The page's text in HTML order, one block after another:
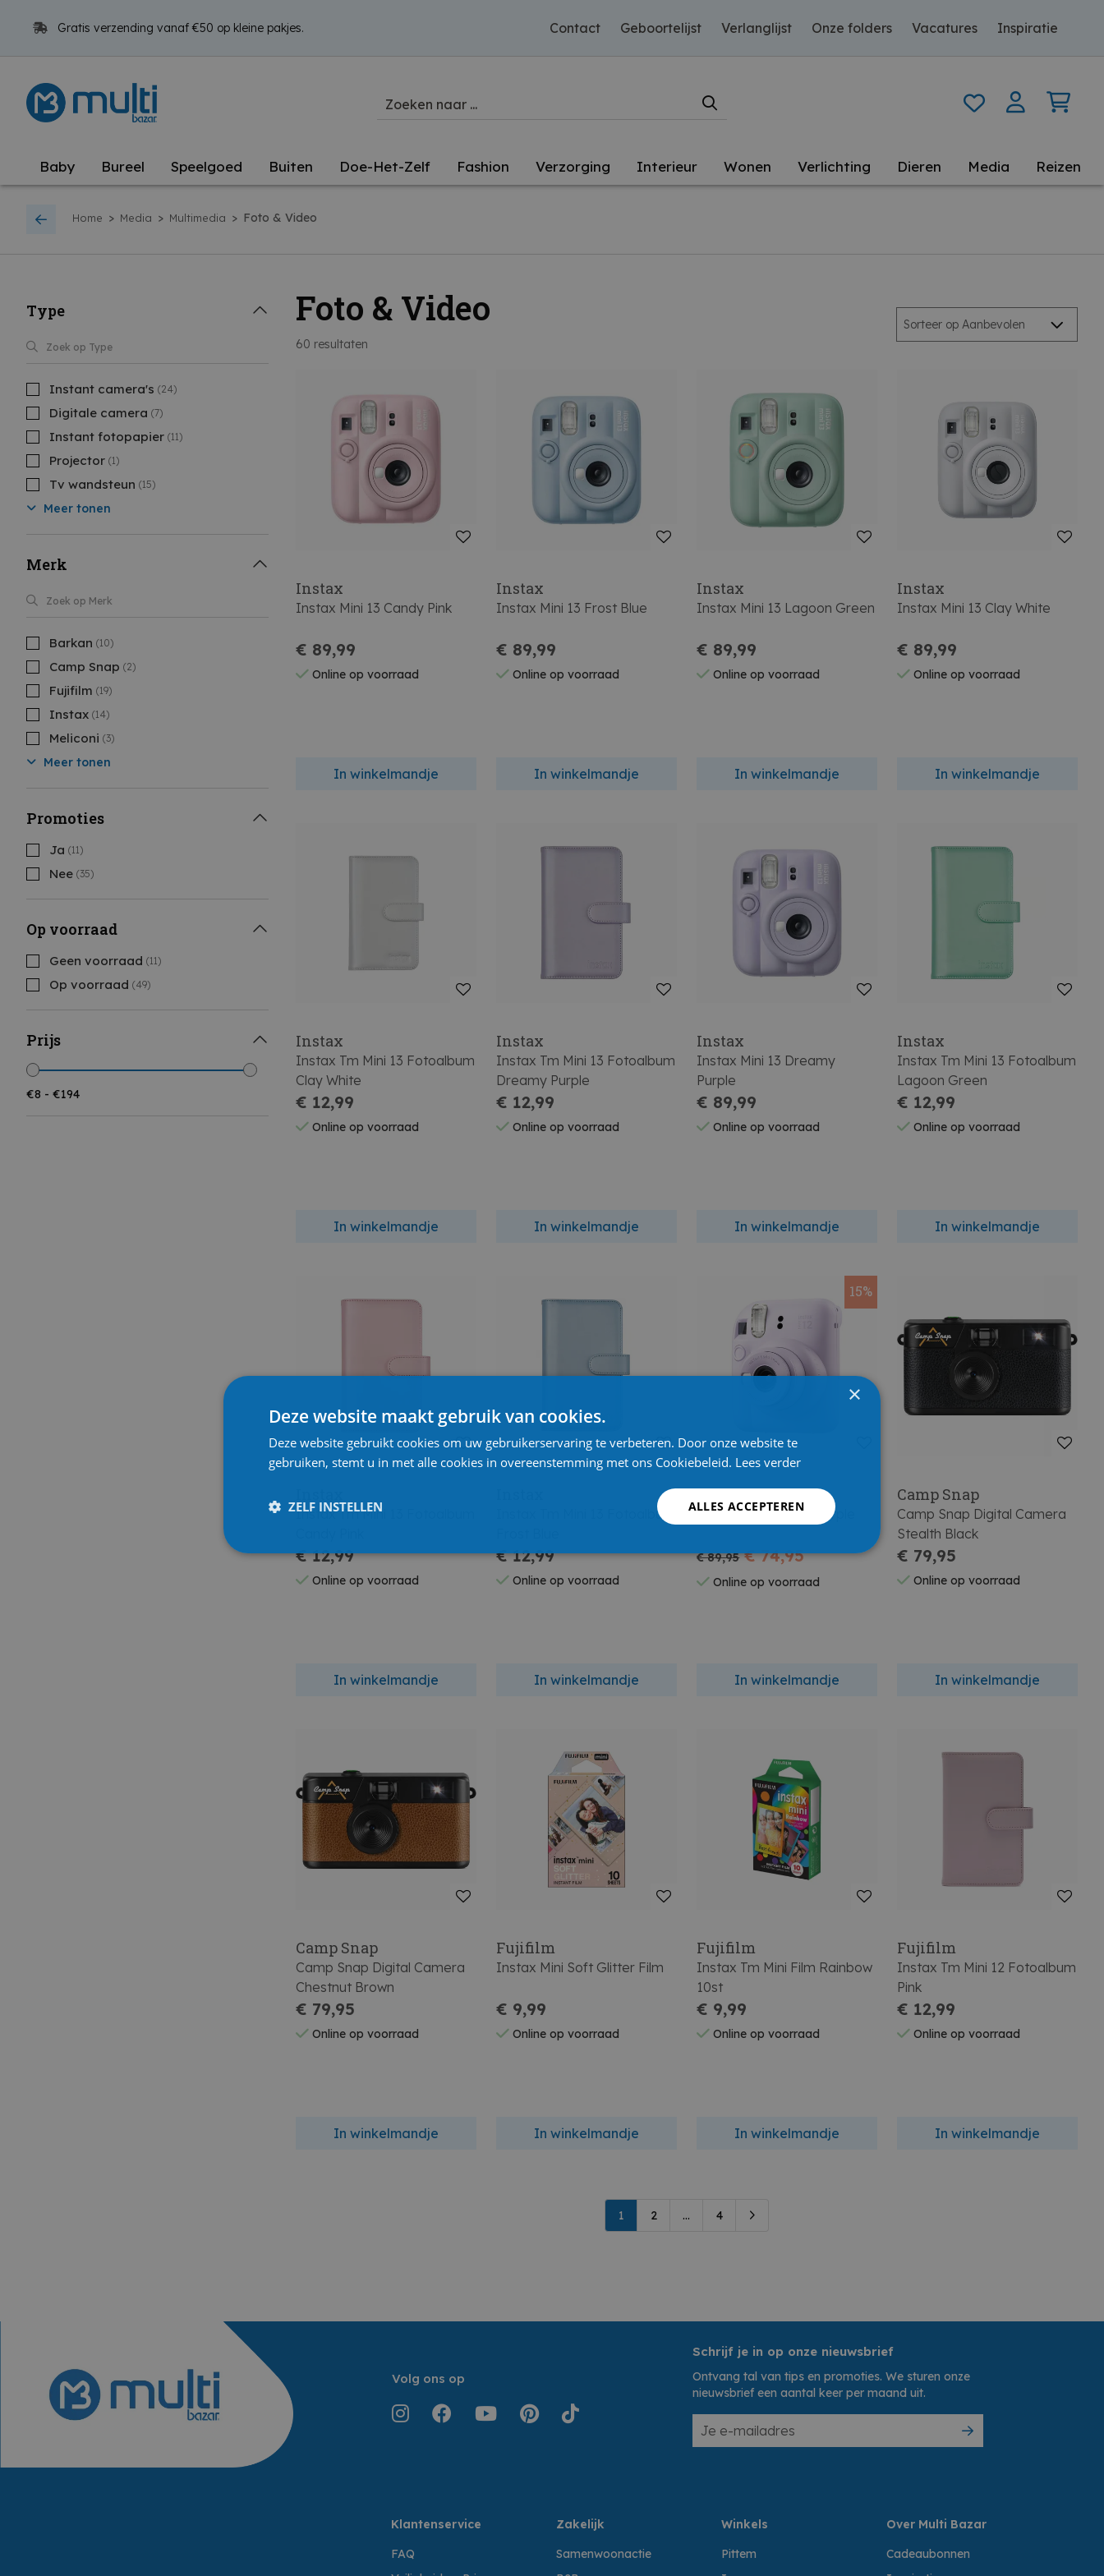
Gratis verzending vanaf €50 op kleine pakjes. Contact Geboortelijst Verlanglijst Onze folders Vacatures Inspiratie
Baby Bureel Speelgoed Buiten Doe-Het-Zelf Fashion Verzorging Interieur Wonen Verlichting Dieren Media Reizen
Home > Media > Multimedia > Foto & Video
Type
Instant camera's (24)
Digitale camera (7)
Instant fotopapier (11)
Projector (1)
Tv wandsteun (15)
Meer tonen
Merk
Barkan (10)
Camp Snap (2)
Fujifilm (19)
Instax (14)
Meliconi (3)
Meer tonen
Promoties
Ja (11)
Nee (35)
Op voorraad
Geen voorraad (11)
Op voorraad (49)
Prijs
Foto & Video
60 resultaten
Instax
Instax Mini 13 Candy Pink
€ 89,99
Online op voorraad
In winkelmandje
Instax
Instax Mini 13 Frost Blue
€ 89,99
Online op voorraad
In winkelmandje
Instax
Instax Mini 13 Lagoon Green
€ 89,99
Online op voorraad
In winkelmandje
Instax
Instax Mini 13 Clay White
€ 89,99
Online op voorraad
In winkelmandje
Instax
Instax Tm Mini 13 Fotoalbum
Clay White
€ 12,99
Online op voorraad
In winkelmandje
Instax
Instax Tm Mini 13 Fotoalbum
Dreamy Purple
€ 12,99
Online op voorraad
In winkelmandje
Instax
Instax Mini 13 Dreamy
Purple
€ 89,99
Online op voorraad
In winkelmandje
Instax
Instax Tm Mini 13 Fotoalbum
Lagoon Green
€ 12,99
Online op voorraad
In winkelmandje
Instax Tm Mini 13 Fotoalbum
€ 12,99
Online op voorraad
In winkelmandje
Instax Tm Mini 13 Fotoalbum
€ 12,99
Online op voorraad
In winkelmandje
15%
Fujifilm
Instax Mini 12 Lilac Purple
€ 89,95 € 74,95
Online op voorraad
In winkelmandje
Camp Snap
Camp Snap Digital Camera
Stealth Black
€ 79,95
Online op voorraad
In winkelmandje
Camp Snap
Camp Snap Digital Camera
Chestnut Brown
€ 79,95
Online op voorraad
In winkelmandje
Fujifilm
Instax Mini Soft Glitter Film
€ 9,99
Online op voorraad
In winkelmandje
Fujifilm
Instax Tm Mini Film Rainbow
10st
€ 9,99
Online op voorraad
In winkelmandje
Fujifilm
Instax Tm Mini 12 Fotoalbum
Pink
€ 12,99
Online op voorraad
In winkelmandje
1 2 ... 4
Volg ons op
Schrijf je in op onze nieuwsbrief
Ontvang tal van tips en promoties. We sturen onze
nieuwsbrief een aantal keer per maand uit.
Klantenservice
FAQ
Zakelijk
Samenwoonactie
Winkels
Pittem
Over Multi Bazar
Cadeaubonnen
×
Deze website maakt gebruik van cookies.
Deze website gebruikt cookies om uw gebruikerservaring te verbeteren. Door onze website te
gebruiken, stemt u in met alle cookies in overeenstemming met ons Cookiebeleid. Lees verder
ALLES ACCEPTEREN
ZELF INSTELLEN